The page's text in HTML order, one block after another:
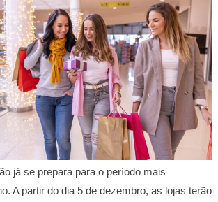
já se prepara para o período mais
A partir do dia 5 de dezembro, as lojas terão